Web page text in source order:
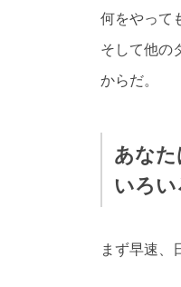
何をやって
そして他の
からだ。
あな
いろい
まず早速、